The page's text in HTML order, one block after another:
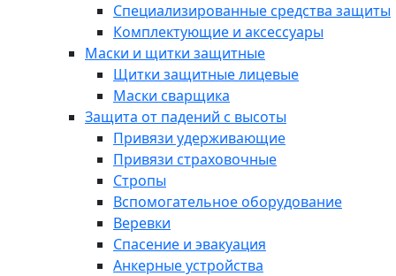
Специализированные средства защиты
Комплектующие и аксессуары
Маски и щитки защитные
Щитки защитные лицевые
Маски сварщика
Защита от падений с высоты
Привязи удерживающие
Привязи страховочные
Стропы
Вспомогательное оборудование
Веревки
Спасение и эвакуация
Анкерные устройства